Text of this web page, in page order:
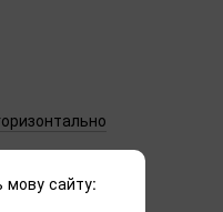
мову сайту: